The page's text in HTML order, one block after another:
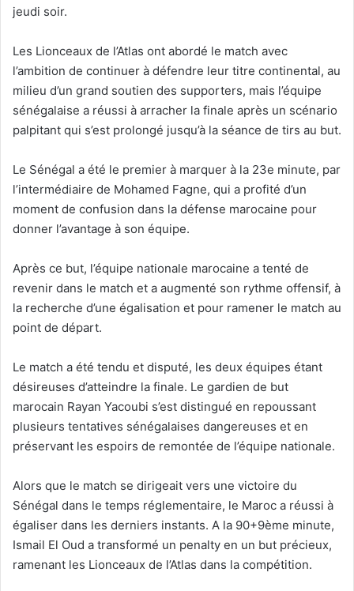
jeudi soir.
Les Lionceaux de l’Atlas ont abordé le match avec
l’ambition de continuer à défendre leur titre continental, au
milieu d’un grand soutien des supporters, mais l’équipe
sénégalaise a réussi à arracher la finale après un scénario
palpitant qui s’est prolongé jusqu’à la séance de tirs au but.
Le Sénégal a été le premier à marquer à la 23e minute, par
l’intermédiaire de Mohamed Fagne, qui a profité d’un
moment de confusion dans la défense marocaine pour
donner l’avantage à son équipe.
Après ce but, l’équipe nationale marocaine a tenté de
revenir dans le match et a augmenté son rythme offensif, à
la recherche d’une égalisation et pour ramener le match au
point de départ.
Le match a été tendu et disputé, les deux équipes étant
désireuses d’atteindre la finale. Le gardien de but
marocain Rayan Yacoubi s’est distingué en repoussant
plusieurs tentatives sénégalaises dangereuses et en
préservant les espoirs de remontée de l’équipe nationale.
Alors que le match se dirigeait vers une victoire du
Sénégal dans le temps réglementaire, le Maroc a réussi à
égaliser dans les derniers instants. A la 90+9ème minute,
Ismail El Oud a transformé un penalty en un but précieux,
ramenant les Lionceaux de l’Atlas dans la compétition.